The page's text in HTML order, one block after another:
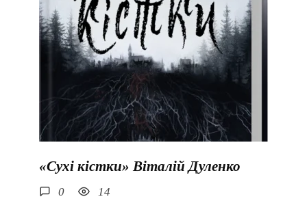
«Сухі кістки» Віталій Дуленко
0 14